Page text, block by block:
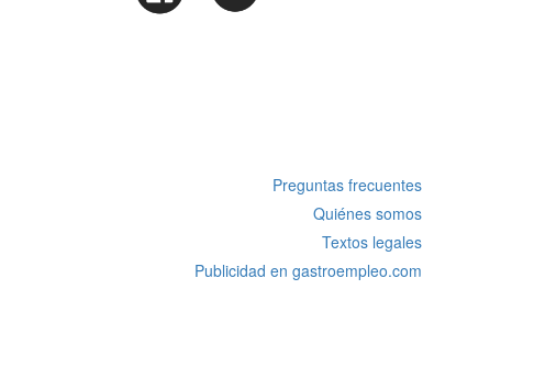
Preguntas frecuentes
Quiénes somos
Textos legales
Publicidad en gastroempleo.com